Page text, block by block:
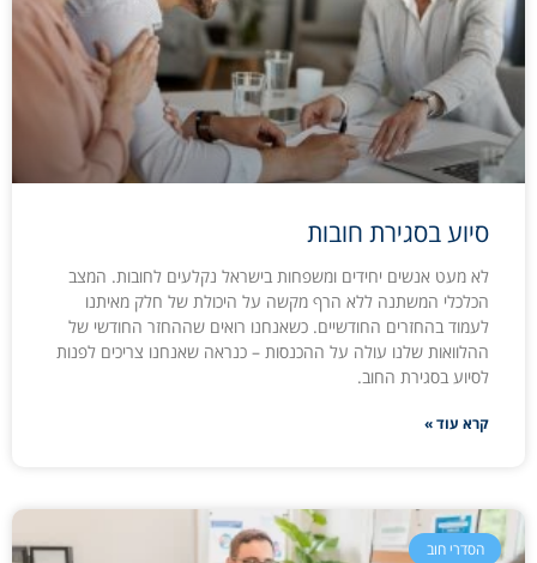
סיוע בסגירת חובות
לא מעט אנשים יחידים ומשפחות בישראל נקלעים לחובות. המצב
הכלכלי המשתנה ללא הרף מקשה על היכולת של חלק מאיתנו
לעמוד בהחזרים החודשיים. כשאנחנו רואים שההחזר החודשי של
ההלוואות שלנו עולה על ההכנסות – כנראה שאנחנו צריכים לפנות
לסיוע בסגירת החוב.
קרא עוד »
הסדרי חוב